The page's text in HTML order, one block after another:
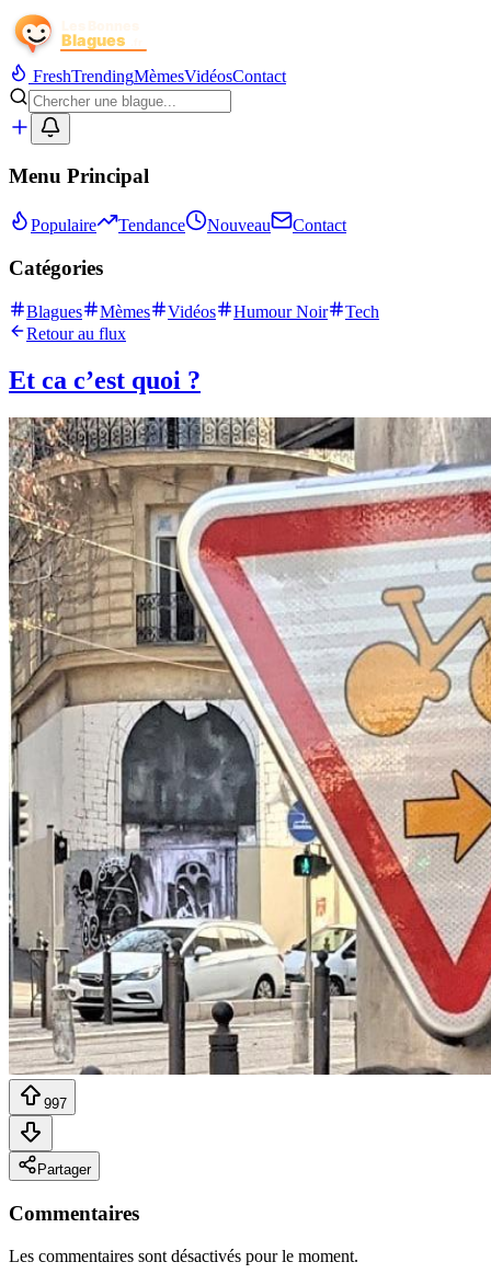
FreshTrendingMèmesVidéosContact
Menu Principal
Populaire Tendance Nouveau Contact
Catégories
Blagues Mèmes Vidéos Humour Noir
Tech
Retour au flux
Et ca c’est quoi ?
997
Partager
Commentaires
Les commentaires sont désactivés pour le moment.